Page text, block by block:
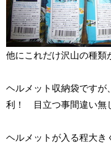
他にこれだけ沢山の種類
ヘルメット収納袋ですが
利！ 目立つ事間違い無
ヘルメットが入る程大き